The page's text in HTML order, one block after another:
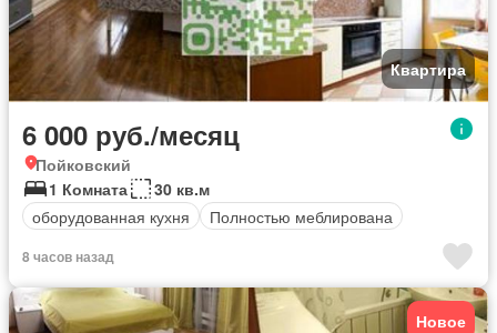
Квартира
6 000 руб./месяц
Пойковский
1 Комната
30 кв.м
оборудованная кухня
Полностью меблирована
8 часов назад
Новое